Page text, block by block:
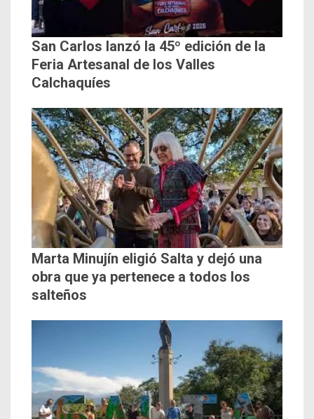
San Carlos lanzó la 45º edición de la
Feria Artesanal de los Valles
Calchaquíes
Marta Minujín eligió Salta y dejó una
obra que ya pertenece a todos los
salteños